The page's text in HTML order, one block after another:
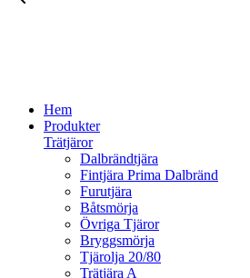
Hem
Produkter
Trätjäror
Dalbrändtjära
Fintjära Prima Dalbränd
Furutjära
Båtsmörja
Övriga Tjäror
Bryggsmörja
Tjärolja 20/80
Trätjära A